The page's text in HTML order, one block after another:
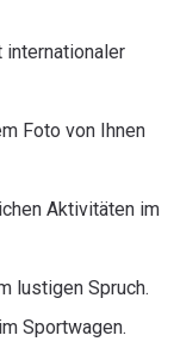
internationaler
Foto von Ihnen
Aktivitäten im
lustigen Spruch.
Sportwagen.